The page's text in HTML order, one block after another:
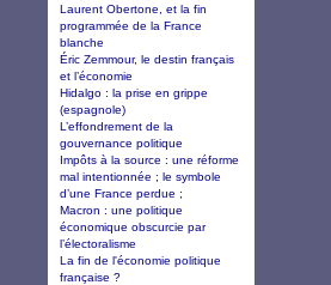
Laurent Obertone, et la fin
programmée de la France
blanche
Éric Zemmour, le destin français
et l’économie
Hidalgo : la prise en grippe
(espagnole)
L’effondrement de la
gouvernance politique
Impôts à la source : une réforme
mal intentionnée ; le symbole
d’une France perdue ;
Macron : une politique
économique obscurcie par
l’électoralisme
La fin de l'économie politique
française ?